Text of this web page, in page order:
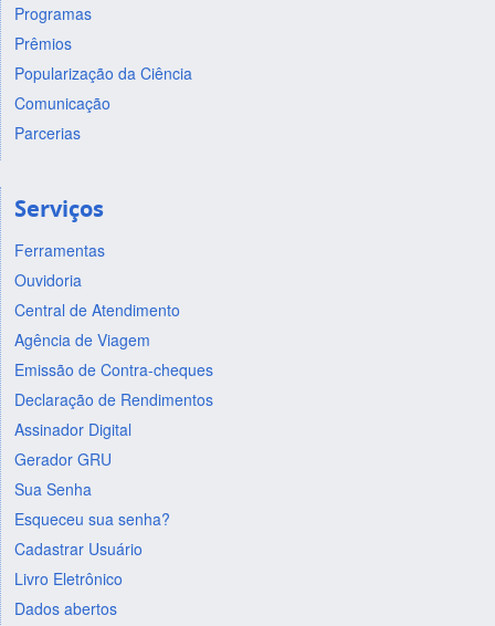
Programas
Prêmios
Popularização da Ciência
Comunicação
Parcerias
Serviços
Ferramentas
Ouvidoria
Central de Atendimento
Agência de Viagem
Emissão de Contra-cheques
Declaração de Rendimentos
Assinador Digital
Gerador GRU
Sua Senha
Esqueceu sua senha?
Cadastrar Usuário
Livro Eletrônico
Dados abertos